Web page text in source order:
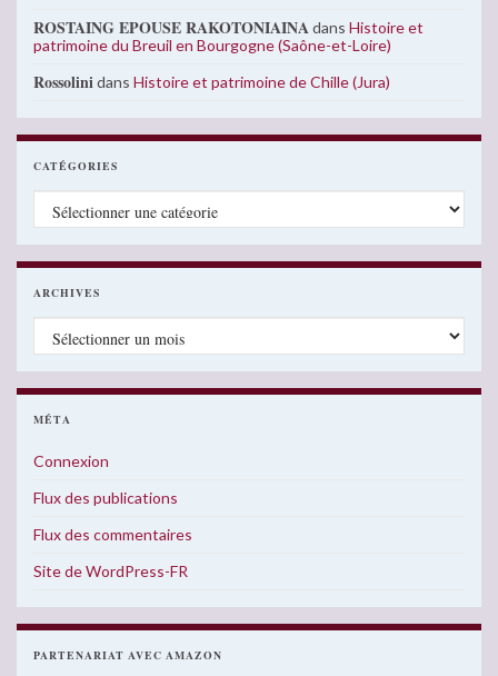
ROSTAING EPOUSE RAKOTONIAINAdans Histoire et
patrimoine du Breuil en Bourgogne (Saône-et-Loire)
Rossolinidans Histoire et patrimoine de Chille (Jura)
CATÉGORIES
Catégories
ARCHIVES
Archives
MÉTA
Connexion
Flux des publications
Flux des commentaires
Site de WordPress-FR
PARTENARIAT AVEC AMAZON